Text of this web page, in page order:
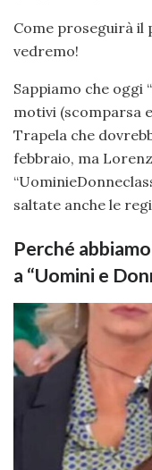
Come proseguirà il
vedremo!
Sappiamo che oggi “
motivi (scomparsa
Trapela che
febbraio, ma
saltate anche le
Perché
a “Uomini e